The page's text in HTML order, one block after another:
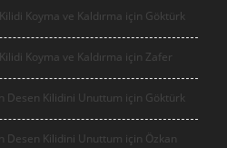
Koyma ve Kaldırma için Göktürk
Koyma ve Kaldırma için Zafer
Desen Kilidini Unuttum için Göktürk
Desen Kilidini Unuttum için Özkan